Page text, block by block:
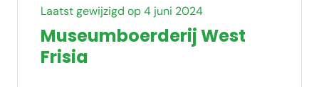
Museumboerderij West
Frisia
Laatst gewijzigd op 4 juni 2024